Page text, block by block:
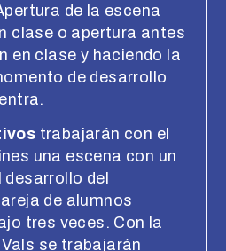
de la escena
clase o apertura antes
en clase y haciendo la
de desarrollo
trabajarán con el
una escena con un
del
de alumnos
tres veces. Con la
se trabajarán